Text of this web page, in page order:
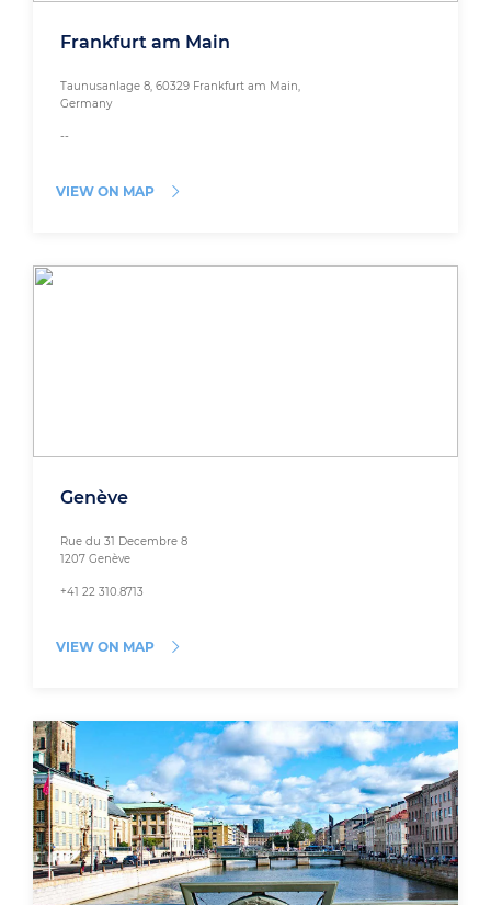
Frankfurt am Main
Taunusanlage 8, 60329 Frankfurt am Main,
Germany
--
VIEW ON MAP
Genève
Rue du 31 Decembre 8
1207 Genève
+41 22 310.8713
VIEW ON MAP